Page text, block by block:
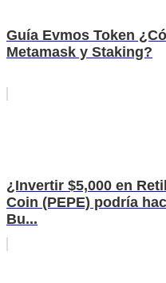
Guía Evmos Token
Metamask y Staking?
¿Invertir $5,000 en
Coin (PEPE) podría
Bu...